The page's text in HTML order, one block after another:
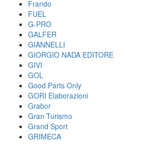
Frando
FUEL
G-PRO
GALFER
GIANNELLI
GIORGIO NADA EDITORE
GIVI
GOL
Good Parts Only
GORI Elaborazioni
Grabor
Gran Turismo
Grand Sport
GRIMECA